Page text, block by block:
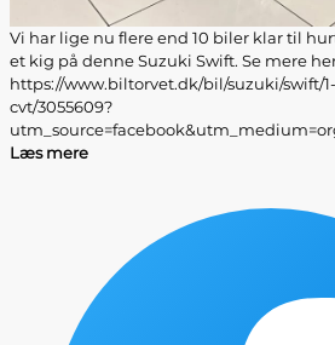
Vi har lige nu flere end 10 biler klar til
et kig på denne Suzuki Swift. Se mere her
https://www.biltorvet.dk/bil/suzuki/swift/
cvt/3055609?
Læs mere